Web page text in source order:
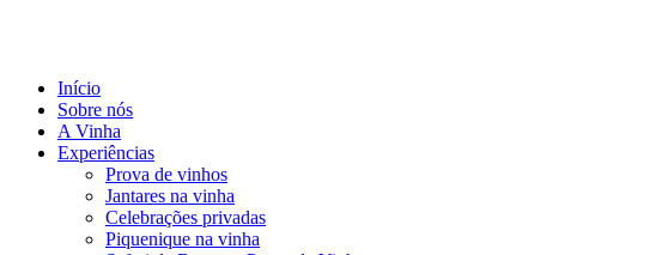
Início
Sobre nós
A Vinha
Experiências
Prova de vinhos
Jantares na vinha
Celebrações privadas
Piquenique na vinha